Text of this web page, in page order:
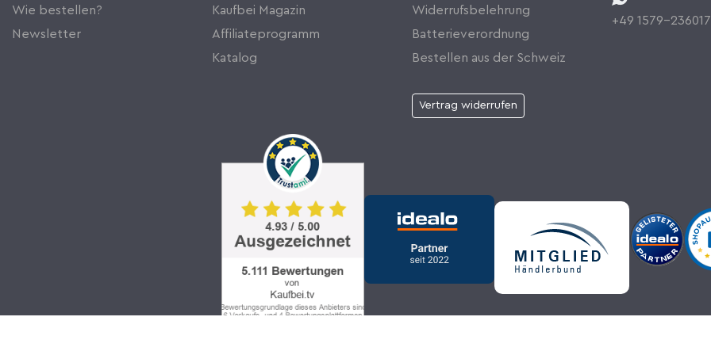
Wie bestellen?
Newsletter
Kaufbei Magazin
Affiliateprogramm
Katalog
Widerrufsbelehrung
Batterieverordnung
Bestellen aus der Schweiz
Vertrag widerrufen
+49 1579-